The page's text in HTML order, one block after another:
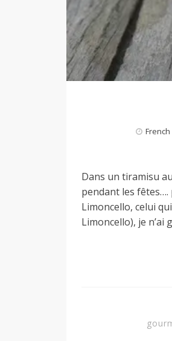
M
i
n
Dans un tiramisu
pendant les fêtes….
Limoncello, celui
Limoncello), je n’ai